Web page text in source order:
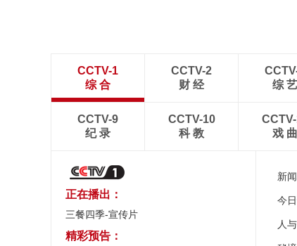
CCTV-1
综 合
CCTV-2
财 经
综 艺
CCTV-9
纪 录
CCTV-10
科 教
戏 曲
正在播出：
三餐四季-宣传片
精彩预告：
新
今
人